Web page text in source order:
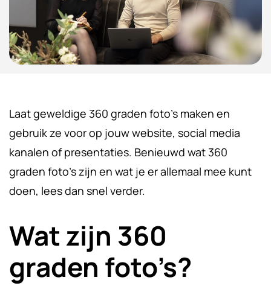
Laat geweldige 360 graden foto’s maken en
gebruik ze voor op jouw website, social media
kanalen of presentaties. Benieuwd wat 360
graden foto’s zijn en wat je er allemaal mee kunt
doen, lees dan snel verder.
Wat zijn 360
graden foto’s?